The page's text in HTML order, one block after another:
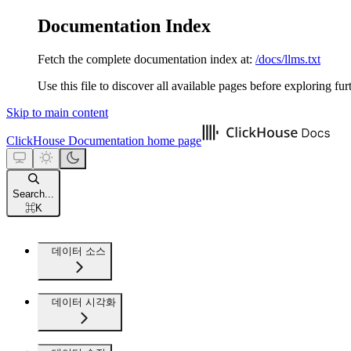
Documentation Index
Fetch the complete documentation index at: /docs/llms.txt
Use this file to discover all available pages before exploring
Skip to main content
ClickHouse Documentation home page
Search...
⌘K
데이터 소스
데이터 시각화